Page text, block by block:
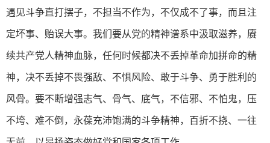
遇见斗争直打摆子，不担当不作为，不仅成不了事，而且注
定坏事、贻误大事。我们要从党的精神谱系中汲取滋养，赓
续共产党人精神血脉，任何时候都决不丢掉革命加拼命的精
神，决不丢掉不畏强敌、不惧风险、敢于斗争、勇于胜利的
风骨。要不断增强志气、骨气、底气，不信邪、不怕鬼，压
不垮、难不倒，永葆充沛饱满的斗争精神，百折不挠、一往